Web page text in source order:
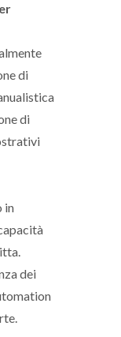
di
di
in
dei